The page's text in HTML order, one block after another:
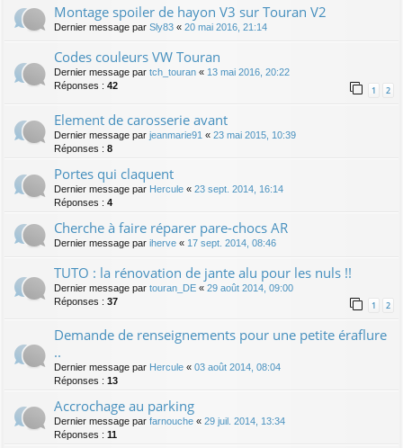
Montage spoiler de hayon V3 sur Touran V2
Dernier message par Sly83 « 20 mai 2016, 21:14
Codes couleurs VW Touran
Dernier message par tch_touran « 13 mai 2016, 20:22
Réponses : 42 1 2
Element de carosserie avant
Dernier message par jeanmarie91 « 23 mai 2015, 10:39
Réponses : 8
Portes qui claquent
Dernier message par Hercule « 23 sept. 2014, 16:14
Réponses : 4
Cherche à faire réparer pare-chocs AR
Dernier message par iherve « 17 sept. 2014, 08:46
TUTO : la rénovation de jante alu pour les nuls !!
Dernier message par touran_DE « 29 août 2014, 09:00
Réponses : 37 1 2
Demande de renseignements pour une petite éraflure
..
Dernier message par Hercule « 03 août 2014, 08:04
Réponses : 13
Accrochage au parking
Dernier message par farnouche « 29 juil. 2014, 13:34
Réponses : 11